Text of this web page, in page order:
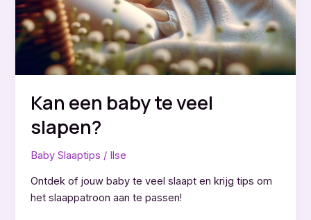
Kan een baby te veel
slapen?
Baby Slaaptips / Ilse
Ontdek of jouw baby te veel slaapt en krijg tips om
het slaappatroon aan te passen!